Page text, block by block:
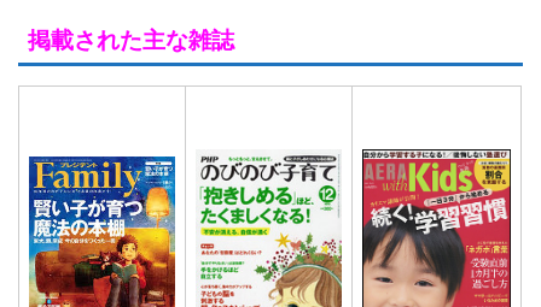
掲載された主な雑誌